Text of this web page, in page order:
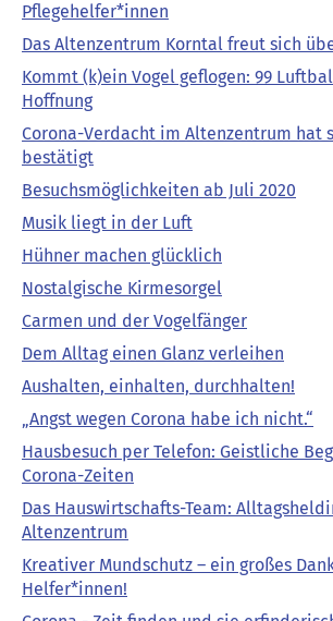
Pflegehelfer*innen
Das Altenzentrum Korntal freut sich
Kommt (k)ein Vogel geflogen: 99
Hoffnung
Corona-Verdacht im Altenzentrum hat
bestätigt
Besuchsmöglichkeiten ab Juli 2020
Musik liegt in der Luft
Hühner machen glücklich
Nostalgische Kirmesorgel
Carmen und der Vogelfänger
Dem Alltag einen Glanz verleihen
Aushalten, einhalten, durchhalten!
„Angst wegen Corona habe ich nicht.“
Hausbesuch per Telefon: Geistliche
Corona-Zeiten
Das Hauswirtschafts-Team:
Altenzentrum
Kreativer Mundschutz – ein großes
Helfer*innen!